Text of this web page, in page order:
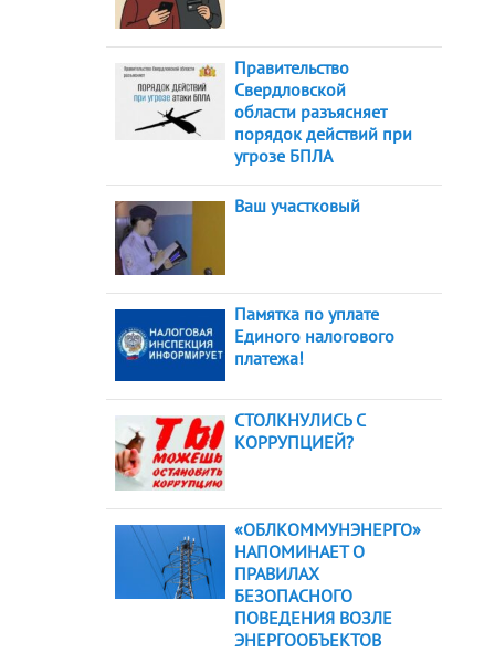
Правительство
Свердловской
области разъясняет
порядок действий при
угрозе БПЛА
Ваш участковый
Памятка по уплате
Единого налогового
платежа!
СТОЛКНУЛИСЬ С
КОРРУПЦИЕЙ?
«ОБЛКОММУНЭНЕРГО»
НАПОМИНАЕТ О
ПРАВИЛАХ
БЕЗОПАСНОГО
ПОВЕДЕНИЯ ВОЗЛЕ
ЭНЕРГООБЪЕКТОВ